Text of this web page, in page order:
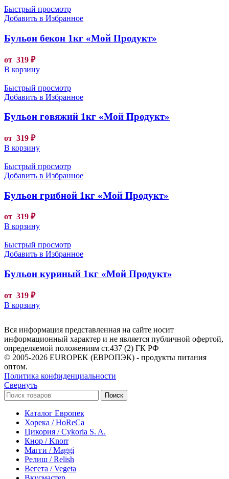
Быстрый просмотр
Добавить в Избранное
Бульон бекон 1кг «Мой Продукт»
от 319 ₽
В корзину
Быстрый просмотр
Добавить в Избранное
Бульон говяжий 1кг «Мой Продукт»
от 319 ₽
В корзину
Быстрый просмотр
Добавить в Избранное
Бульон грибной 1кг «Мой Продукт»
от 319 ₽
В корзину
Быстрый просмотр
Добавить в Избранное
Бульон куриный 1кг «Мой Продукт»
от 319 ₽
В корзину
Вся информация представленная на сайте носит
информационный характер и не является публичной офертой,
определяемой положениям ст.437 (2) ГК РФ
© 2005-2026 EUROPEK (ЕВРОПЭК) - продукты питания
оптом.
Политика конфиденциальности
Свернуть
Поиск
Каталог Европек
Хорека / HoReCa
Цикория / Cykoria S. A.
Кнор / Knorr
Магги / Maggi
Релиш / Relish
Вегета / Vegeta